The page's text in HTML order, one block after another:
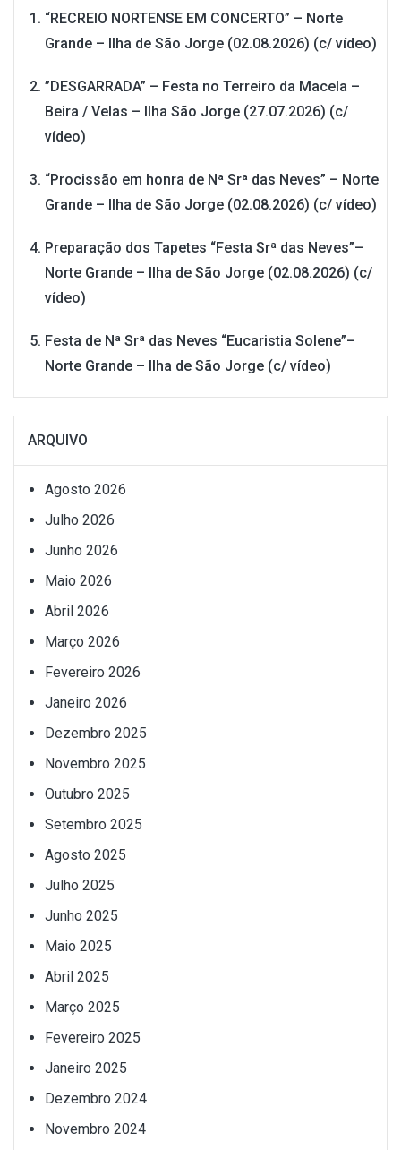
“RECREIO NORTENSE EM CONCERTO” – Norte
Grande – Ilha de São Jorge (02.08.2026) (c/ vídeo)
”DESGARRADA” – Festa no Terreiro da Macela –
Beira / Velas – Ilha São Jorge (27.07.2026) (c/
vídeo)
“Procissão em honra de Nª Srª das Neves” – Norte
Grande – Ilha de São Jorge (02.08.2026) (c/ vídeo)
Preparação dos Tapetes “Festa Srª das Neves”–
Norte Grande – Ilha de São Jorge (02.08.2026) (c/
vídeo)
Festa de Nª Srª das Neves “Eucaristia Solene”–
Norte Grande – Ilha de São Jorge (c/ vídeo)
ARQUIVO
Agosto 2026
Julho 2026
Junho 2026
Maio 2026
Abril 2026
Março 2026
Fevereiro 2026
Janeiro 2026
Dezembro 2025
Novembro 2025
Outubro 2025
Setembro 2025
Agosto 2025
Julho 2025
Junho 2025
Maio 2025
Abril 2025
Março 2025
Fevereiro 2025
Janeiro 2025
Dezembro 2024
Novembro 2024